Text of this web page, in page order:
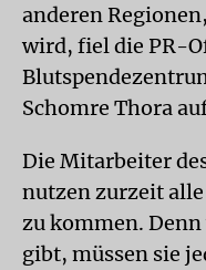
anderen
wird, fiel die PR-
Schomre Thora
Die Mitarbeiter
nutzen zurzeit
zu kommen. Denn
gibt, müssen sie